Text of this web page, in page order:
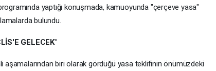
yaptığı konuşmada, kamuoyunda "çerçeve yasa"
bulundu.
GELECEK"
biri olarak gördüğü yasa teklifinin önümüzdeki